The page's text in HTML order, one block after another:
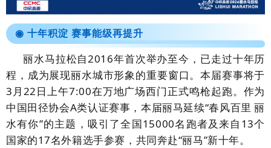
◉ 十年积淀 赛事能级再提升
丽水马拉松自2016年首次举办至今，已走过十年历
程，成为展现丽水城市形象的重要窗口。本届赛事将于
3月22日上午7:00在万地广场西门正式鸣枪起跑。作为
中国田径协会A类认证赛事，本届丽马延续“春风百里 丽
水有你”的主题，吸引了全国15000名跑者及来自13个
国家的17名外籍选手参赛，共同奔赴“丽马”新十年。